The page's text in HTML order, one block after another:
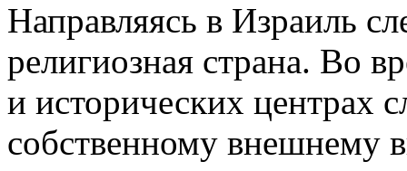
Направляясь в Израиль
религиозная страна. Во
и исторических центрах
собственному внешнему